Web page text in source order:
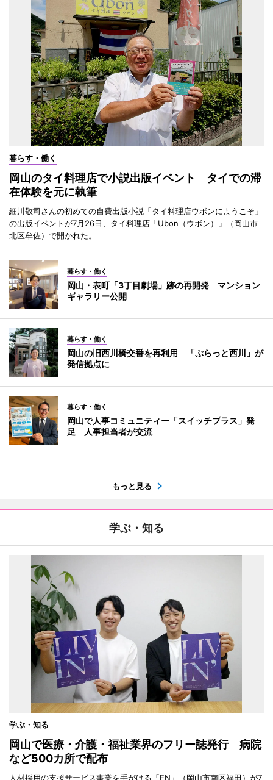
暮らす・働く
岡山のタイ料理店で小説出版イベント タイでの滞
在体験を元に執筆
細川敬司さんの初めての自費出版小説「タイ料理店ウボンにようこそ」
の出版イベントが7月26日、タイ料理店「Ubon（ウボン）」（岡山市
北区牟佐）で開かれた。
暮らす・働く
岡山・表町「3丁目劇場」跡の再開発 マンション
ギャラリー公開
暮らす・働く
岡山の旧西川橋交番を再利用 「ぷらっと西川」が
発信拠点に
暮らす・働く
岡山で人事コミュニティー「スイッチプラス」発
足 人事担当者が交流
もっと見る
学ぶ・知る
学ぶ・知る
岡山で医療・介護・福祉業界のフリー誌発行 病院
など500カ所で配布
人材採用の支援サービス事業を手がける「EN」（岡山市南区福田）が7